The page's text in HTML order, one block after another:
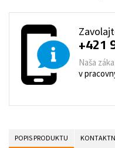
+421
Naša
v
POPIS PRODUKTU